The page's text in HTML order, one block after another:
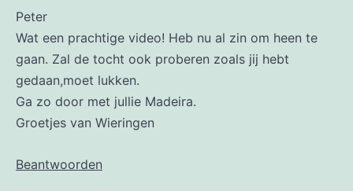
Peter
Wat een prachtige video! Heb nu al zin om heen te
gaan. Zal de tocht ook proberen zoals jij hebt
gedaan,moet lukken.
Ga zo door met jullie Madeira.
Groetjes van Wieringen
Beantwoorden